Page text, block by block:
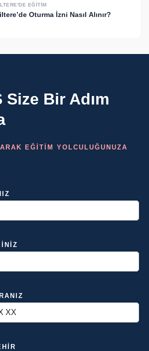
EĞITIM
Oturma İzni Nasıl Alınır?
Size Bir Adım
EĞİTİM YOLCULUĞUNUZA